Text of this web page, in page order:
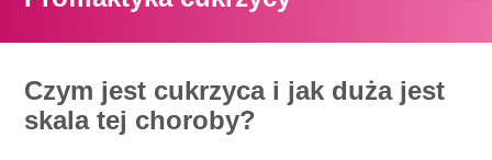
Czym jest cukrzyca i jak duża jest
skala tej choroby?